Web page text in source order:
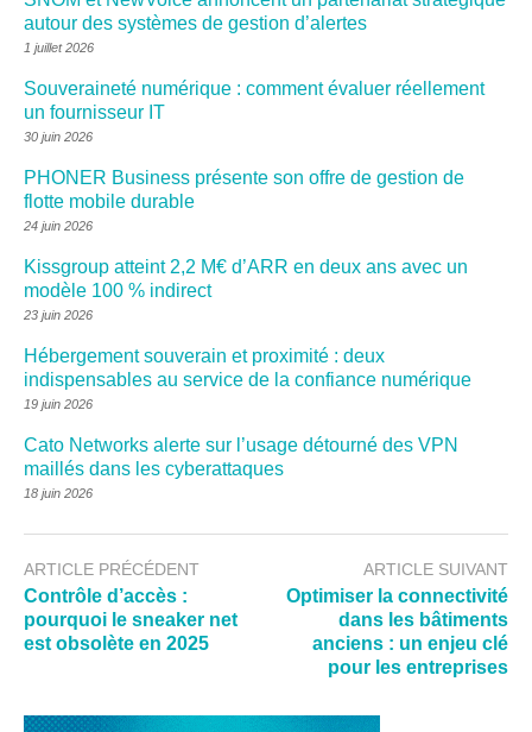
autour des systèmes de gestion d’alertes
1 juillet 2026
Souveraineté numérique : comment évaluer réellement
un fournisseur IT
30 juin 2026
PHONER Business présente son offre de gestion de
flotte mobile durable
24 juin 2026
Kissgroup atteint 2,2 M€ d’ARR en deux ans avec un
modèle 100 % indirect
23 juin 2026
Hébergement souverain et proximité : deux
indispensables au service de la confiance numérique
19 juin 2026
Cato Networks alerte sur l’usage détourné des VPN
maillés dans les cyberattaques
18 juin 2026
ARTICLE PRÉCÉDENT
Contrôle d’accès :
pourquoi le sneaker net
est obsolète en 2025
ARTICLE SUIVANT
Optimiser la connectivité
dans les bâtiments
anciens : un enjeu clé
pour les entreprises